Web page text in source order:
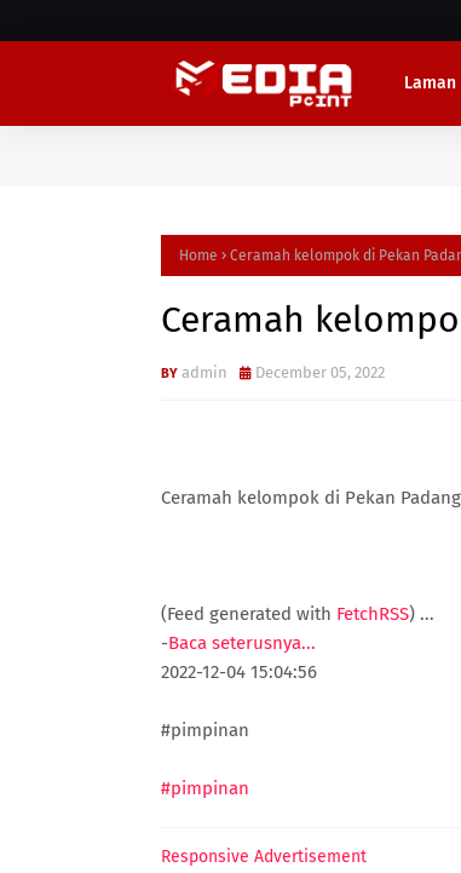
Laman
Home Ceramah kelompok di Pekan
Ceramah
admin December 05, 2022
Ceramah kelompok di Pekan
(Feed generated with FetchRSS) ...
-Baca seterusnya...
2022-12-04 15:04:56
#pimpinan
#pimpinan
Responsive Advertisement